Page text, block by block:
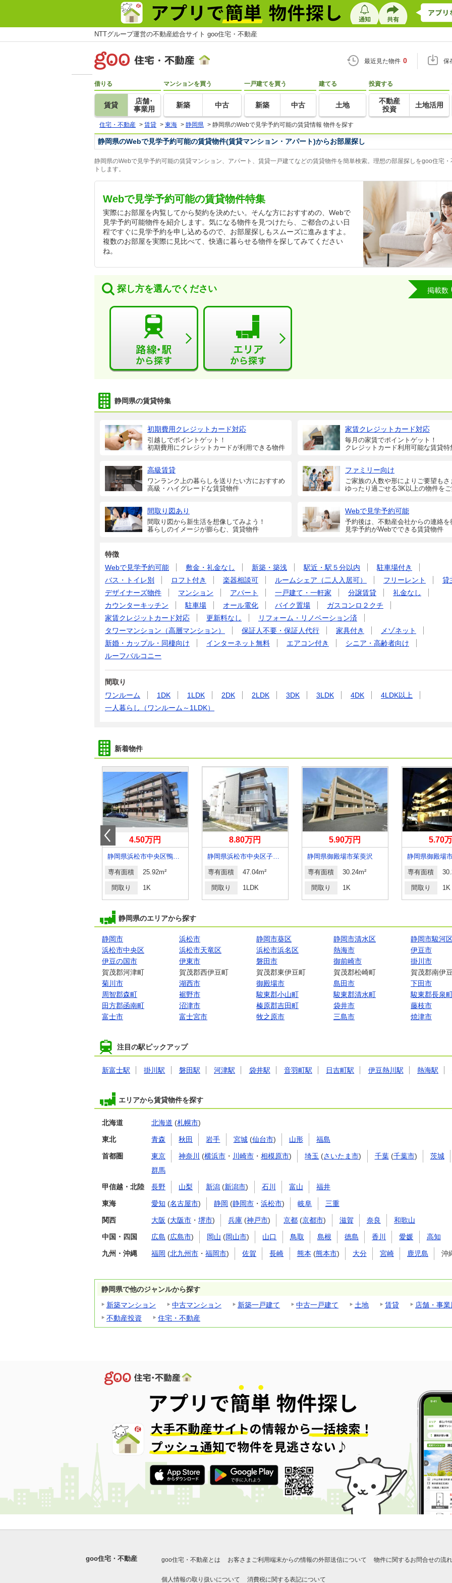
NTTグループ運営の不動産総合サイト goo住宅・不動産
最近見た物件 0 保
借りる
賃貸
店舗･
事業用
マンションを買う
新築 中古
一戸建てを買う
新築 中古
建てる
土地
投資する
不動産
投資
土地活用
住宅・不動産 > 賃貸 > 東海 > 静岡県 > 静岡県のWebで見学予約可能の賃貸情報 物件を探す
静岡県のWebで見学予約可能の賃貸物件(賃貸マンション・アパート)からお部屋探し
静岡県のWebで見学予約可能の賃貸マンション、アパート、賃貸一戸建てなどの賃貸物件を簡単検索。理想の部屋探しをgoo住宅・
トします。
Webで見学予約可能の賃貸物件特集
実際にお部屋を内覧してから契約を決めたい。そんな方におすすめの、Webで
見学予約可能物件を紹介します。気になる物件を見つけたら、ご都合のよい日
程ですぐに見学予約を申し込めるので、お部屋探しもスムーズに進みますよ。
複数のお部屋を実際に見比べて、快適に暮らせる物件を探してみてください
ね。
探し方を選んでください 掲載数
静岡県の賃貸特集
初期費用クレジットカード対応
引越しでポイントゲット！
初期費用にクレジットカードが利用できる物件
家賃クレジットカード対応
毎月の家賃でポイントゲット！
クレジットカード利用可能な賃貸特
高級賃貸
ワンランク上の暮らしを送りたい方におすすめ
高級・ハイグレードな賃貸物件
ファミリー向け
ご家族の人数や形によりご要望もさ
ゆったり過ごせる3K以上の物件をご
間取り図あり
間取り図から新生活を想像してみよう！
暮らしのイメージが膨らむ、賃貸物件
Webで見学予約可能
予約後は、不動産会社からの連絡を
見学予約がWebでできる賃貸物件
特徴
Webで見学予約可能
敷金・礼金なし 新築・築浅 駅近・駅５分以内
駐車場付き
バス・トイレ別
ロフト付き 楽器相談可 ルームシェア（二人入居可） フリーレント
貸
デザイナーズ物件
マンション アパート 一戸建て・一軒家 分譲賃貸
礼金なし
カウンターキッチン
駐車場 オール電化 バイク置場
ガスコンロ２クチ
家賃クレジットカード対応
更新料なし
リフォーム・リノベーション済
タワーマンション（高層マンション）
保証人不要・保証人代行 家具付き
メゾネット
新婚・カップル・同棲向け
インターネット無料 エアコン付き
シニア・高齢者向け
ルーフバルコニー
間取り
ワンルーム
1DK 1LDK 2DK 2LDK 3DK 3LDK 4DK
4LDK以上
一人暮らし（ワンルーム～1LDK）
新着物件
4.50万円
静岡県浜松市中央区鴨江３
専有面積 25.92m²
間取り 1K
8.80万円
静岡県浜松市中央区子安町
専有面積 47.04m²
間取り 1LDK
5.90万円
静岡県御殿場市茱萸沢
専有面積 30.24m²
間取り 1K
5.70
静岡県御殿場
専有面積
間取り 1K
静岡県のエリアから探す
静岡市 浜松市 静岡市葵区 静岡市清水区
静岡市駿河
浜松市中央区
浜松市天竜区 浜松市浜名区 熱海市
伊豆市
伊豆の国市
伊東市 磐田市 御前崎市
掛川市
賀茂郡河津町
賀茂郡西伊豆町 賀茂郡東伊豆町 賀茂郡松崎町
賀茂郡南伊
菊川市
湖西市 御殿場市 島田市
下田市
周智郡森町
裾野市 駿東郡小山町 駿東郡清水町
駿東郡長泉
田方郡函南町
沼津市 榛原郡吉田町 袋井市
藤枝市
富士市
富士宮市 牧之原市 三島市 焼津市
注目の駅ピックアップ
新富士駅 掛川駅 磐田駅 河津駅 袋井駅 音羽町駅 日吉町駅 伊豆熱川駅 熱海駅
エリアから賃貸物件を探す
北海道 北海道 (札幌市)
東北 青森 秋田 岩手 宮城(仙台市) 山形 福島
首都圏 東京 神奈川 (横浜市 ・ 川崎市 ・相模原市) 埼玉 (さいたま市) 千葉(千葉市) 茨城
群馬
甲信越・北陸 長野 山梨 新潟 (新潟市) 石川 富山 福井
東海 愛知 (名古屋市) 静岡 (静岡市 ・浜松市) 岐阜 三重
関西 大阪 (大阪市 ・ 堺市) 兵庫 (神戸市) 京都 (京都市) 滋賀 奈良 和歌山
中国・四国 広島 (広島市) 岡山 (岡山市) 山口 鳥取 島根 徳島 香川 愛媛 高知
九州・沖縄 福岡 (北九州市 ・ 福岡市) 佐賀 長崎 熊本 (熊本市) 大分 宮崎 鹿児島 沖
静岡県で他のジャンルから探す
新築マンション
中古マンション 新築一戸建て 中古一戸建て 土地 賃貸
店舗・事業
不動産投資
住宅・不動産
goo住宅・不動産 goo住宅・不動産とは お客さまご利用端末からの情報の外部送信について 物件に関するお問合せの流れ
個人情報の取り扱いについて 消費税に関する表記について